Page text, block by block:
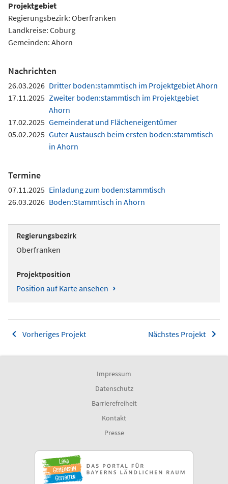
Projektgebiet
Regierungsbezirk: Oberfranken
Landkreise: Coburg
Gemeinden: Ahorn
Nachrichten
26.03.2026 Dritter boden:stammtisch im Projektgebiet Ahorn
17.11.2025 Zweiter boden:stammtisch im Projektgebiet
Ahorn
17.02.2025 Gemeinderat und Flächeneigentümer
05.02.2025 Guter Austausch beim ersten boden:stammtisch
in Ahorn
Termine
07.11.2025 Einladung zum boden:stammtisch
26.03.2026 Boden:Stammtisch in Ahorn
Regierungsbezirk
Oberfranken
Projektposition
Position auf Karte ansehen ›
Vorheriges Projekt Nächstes Projekt
Impressum
Datenschutz
Barrierefreiheit
Kontakt
Presse